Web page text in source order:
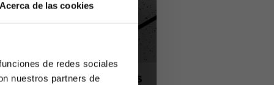
Acerca de las cookies
de redes sociales
nuestros partners de